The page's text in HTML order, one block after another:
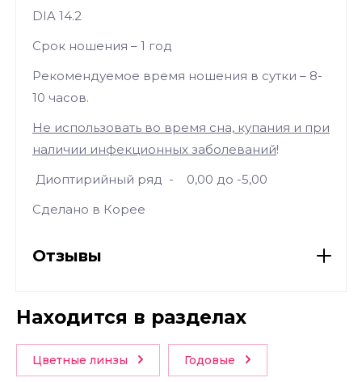
DIA 14.2
Срок ношения – 1 год
Рекомендуемое время ношения в сутки – 8-
10 часов.
Не использовать во время сна, купания и при
наличии инфекционных заболеваний!
Диоптирийный ряд - 0,00 до -5,00
Сделано в Корее
Отзывы
Находится в разделах
Цветные линзы Годовые